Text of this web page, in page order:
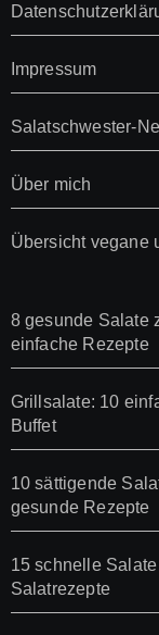
Impressum
Salatschwester-
Über mich
Übersicht vegane
8 gesunde Salate
einfache Rezepte
Grillsalate: 10
Buffet
10 sättigende
gesunde Rezepte
15 schnelle
Salatrezepte